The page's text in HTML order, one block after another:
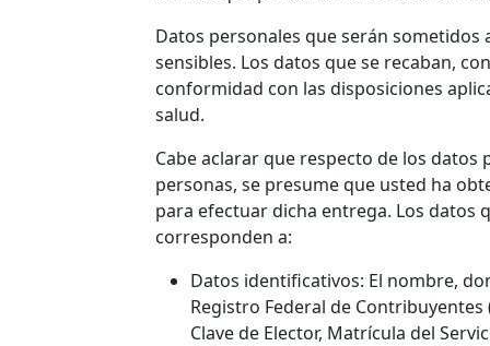
Datos personales que serán
sensibles. Los datos que se recaban,
conformidad con las disposiciones
salud.
Cabe aclarar que respecto de los
personas, se presume que usted ha
para efectuar dicha entrega. Los datos
corresponden a:
Datos identificativos: El nombre,
Registro Federal de Contribuyentes
Clave de Elector, Matrícula del